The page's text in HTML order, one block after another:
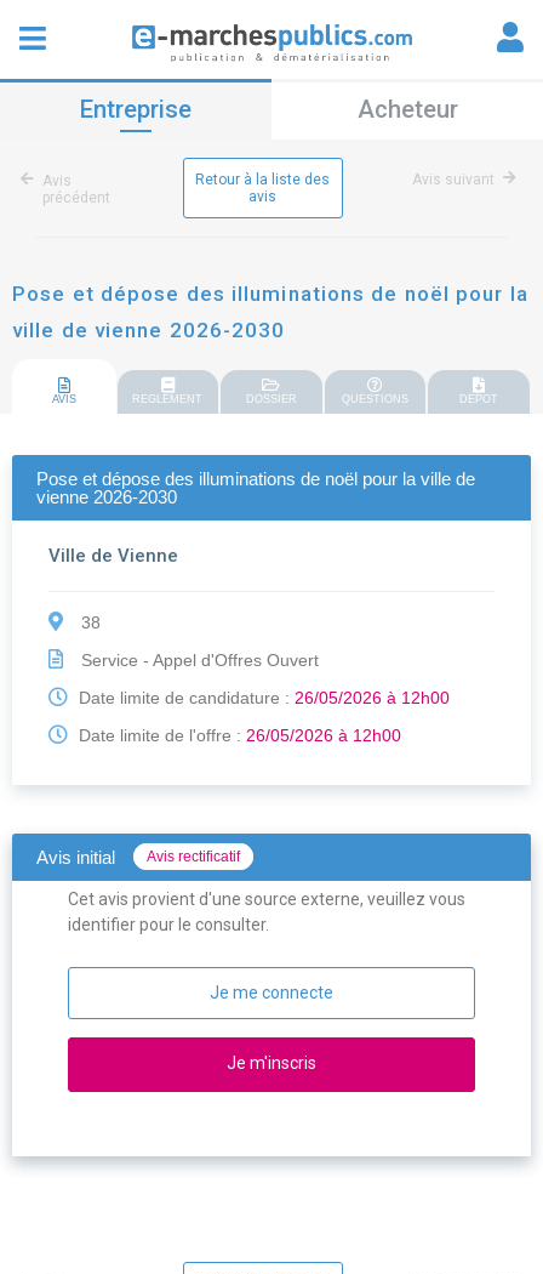
Entreprise Acheteur
Avis
précédent
Retour à la liste des
avis
Avis suivant
Pose et dépose des illuminations de noël pour la
ville de vienne 2026-2030
AVIS REGLEMENT DOSSIER QUESTIONS DEPOT
Pose et dépose des illuminations de noël pour la ville de
vienne 2026-2030
Ville de Vienne
38
Service - Appel d'Offres Ouvert
Date limite de candidature : 26/05/2026 à 12h00
Date limite de l'offre : 26/05/2026 à 12h00
Avis initial Avis rectificatif
Cet avis provient d'une source externe, veuillez vous
identifier pour le consulter.
Je me connecte
Je m'inscris